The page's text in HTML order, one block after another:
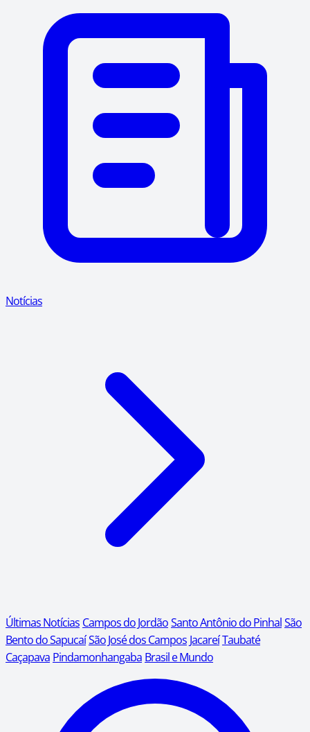
Notícias
Últimas Notícias Campos do JordãoSanto Antônio do PinhalSão
Bento do SapucaíSão José dos Campos JacareíTaubaté
Caçapava Pindamonhangaba Brasil e Mundo